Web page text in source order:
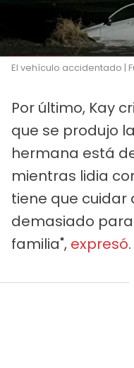
El vehículo accidentado |
Por último, Kay
que se produjo
hermana está
mientras lidia
tiene que cuidar
demasiado
familia", expresó.